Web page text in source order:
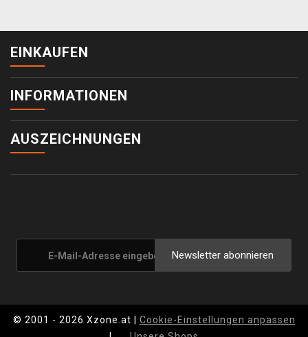
EINKAUFEN
INFORMATIONEN
AUSZEICHNUNGEN
Newsletter abonnieren
© 2001 - 2026 Xzone.at | Cookie-Einstellungen anpassen